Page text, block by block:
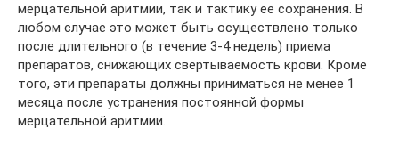
мерцательной аритмии, так и тактику ее сохранения. В
любом случае это может быть осуществлено только
после длительного (в течение 3-4 недель) приема
препаратов, снижающих свертываемость крови. Кроме
того, эти препараты должны приниматься не менее 1
месяца после устранения постоянной формы
мерцательной аритмии.